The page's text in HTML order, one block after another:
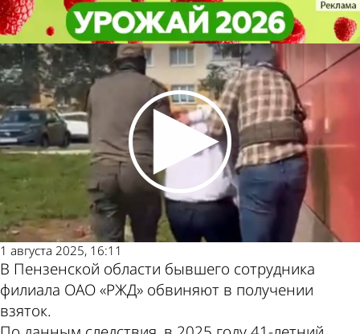
Бывшего железнодорожника
обвиняют в получении взяток
Криминал
1 августа 2025, 16:11
В Пензенской области бывшего сотрудника
филиала ОАО «РЖД» обвиняют в получении
взяток.
Бывшего железнодорожника
обвиняют в получении взяток
Криминал
Другие новости по
теме
Погода и курсы
валют в Пензе